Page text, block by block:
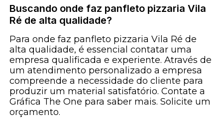
Buscando onde faz panfleto pizzaria Vila
Ré de alta qualidade?
Para onde faz panfleto pizzaria Vila Ré de
alta qualidade, é essencial contatar uma
empresa qualificada e experiente. Através de
um atendimento personalizado a empresa
compreende a necessidade do cliente para
produzir um material satisfatório. Contate a
Gráfica The One para saber mais. Solicite um
orçamento.